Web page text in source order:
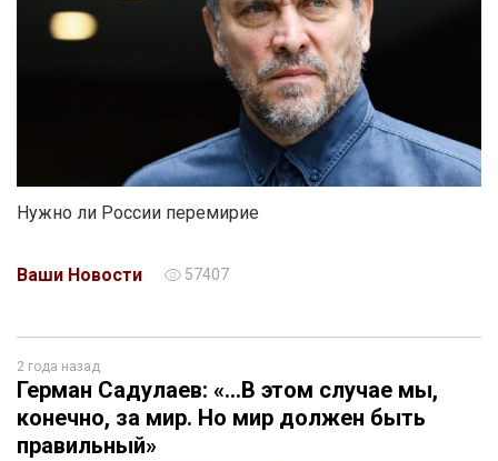
Нужно ли России перемирие
Ваши Новости 57407
2 года назад
Герман Садулаев: «…В этом случае мы,
конечно, за мир. Но мир должен быть
правильный»